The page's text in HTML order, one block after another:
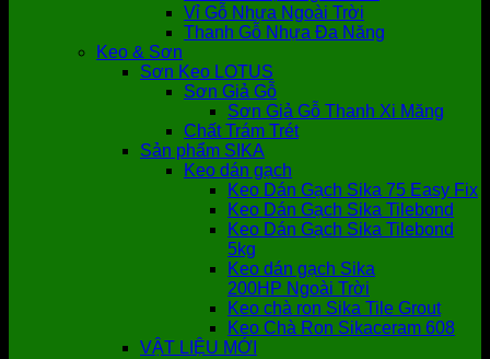
Vỉ Gỗ Nhựa Ngoài Trời
Thanh Gỗ Nhựa Đa Năng
Keo & Sơn
Sơn Keo LOTUS
Sơn Giả Gỗ
Sơn Giả Gỗ Thanh Xi Măng
Chất Trám Trét
Sản phẩm SIKA
Keo dán gạch
Keo Dán Gạch Sika 75 Easy Fix
Keo Dán Gạch Sika Tilebond
Keo Dán Gạch Sika Tilebond
5kg
Keo dán gạch Sika
200HP Ngoài Trời
Keo chà ron Sika Tile Grout
Keo Chà Ron Sikaceram 608
VẬT LIỆU MỚI